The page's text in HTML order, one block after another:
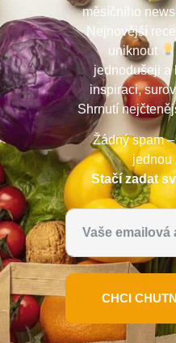
měsíčního
Nejnovější
uniknout
jednodušeji a
inspiraci,
Shrnutí
Žádný spam
jednou
Stačí zadat
CHCI